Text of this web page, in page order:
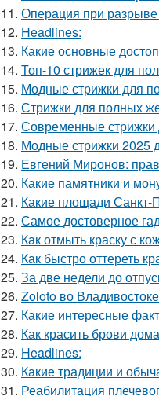
11. Операция при разрыве
12. Headlines:
13. Какие основные
14. Топ-10 стрижек для
15. Модные стрижки для
16. Стрижки для полных
17. Современные стрижки
18. Модные стрижки 2025
19. Евгений Миронов:
20. Какие памятники и
21. Какие площади Санкт-
22. Самое достоверное
23. Как отмыть краску с
24. Как быстро оттереть
25. За две недели до
26. Zoloto во
27. Какие интересные
28. Как красить брови
29. Headlines:
30. Какие традиции и
31. Реабилитация